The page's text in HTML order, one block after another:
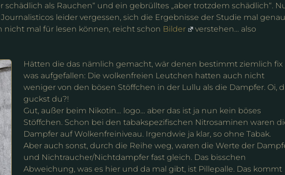
schädlich als Rauchen“ und ein gebrülltes „aber trotzdem schädlich“.
leider vergessen, sich die Ergebnisse der Studie mal
nicht mal für lesen können, reicht schon Bilder
verstehen… also
Hätten die das nämlich gemacht, wär denen bestimmt ziemlich fix
was aufgefallen: Die wolkenfreien Leutchen hatten auch nicht
weniger von den bösen Stöffchen in der Lullu als die Dampfer. Oi,
guckst du?!
Gut, außer beim Nikotin… logo… aber das ist ja nun kein böses
Stöffchen. Schon bei den tabakspezifischen Nitrosaminen waren
Dampfer auf Wolkenfreiniveau. Irgendwie ja klar, so ohne Tabak.
Aber auch sonst, durch die Reihe weg, waren die Werte der
und Nichtraucher/Nichtdampfer fast gleich. Das bisschen
Abweichung, was es hier und da mal gibt, ist Pillepalle. Das kommt